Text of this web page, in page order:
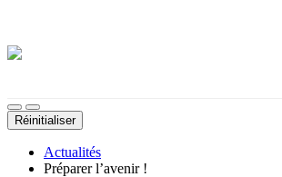
Réinitialiser
Actualités
Préparer l’avenir !